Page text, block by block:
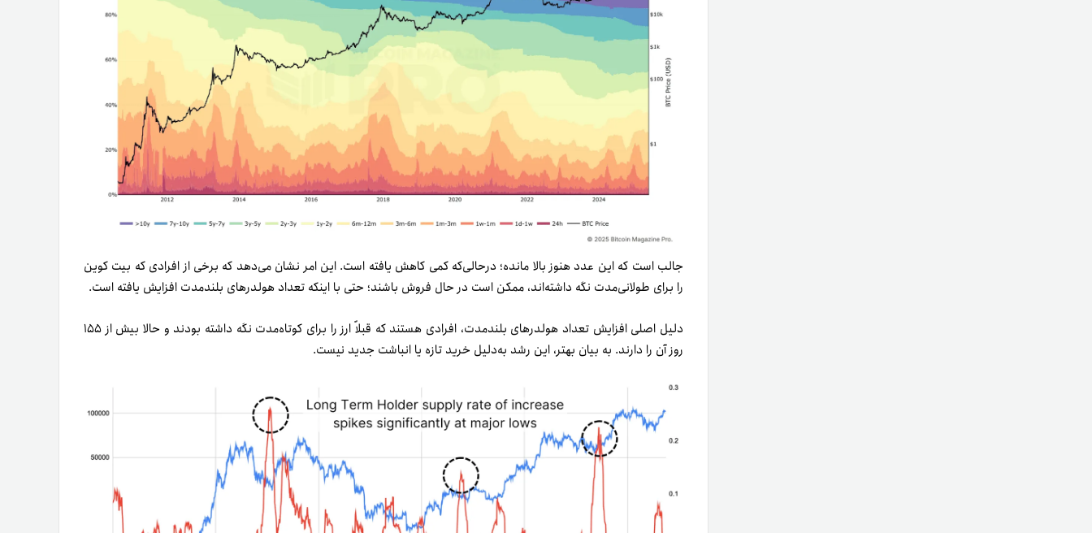
جالب است که این عدد هنوز بالا مانده؛ درحالی‌که کمی کاهش یافته است. این امر نشان می‌دهد که برخی از افرادی که بیت کوین
را برای طولانی‌مدت نگه داشته‌اند، ممکن است در حال فروش باشند؛ حتی با اینکه تعداد هولدرهای بلندمدت افزایش یافته است.
دلیل اصلی افزایش تعداد هولدرهای بلندمدت، افرادی هستند که قبلاً ارز را برای کوتاه‌مدت نگه داشته بودند و حالا بیش از ۱۵۵
روز آن را دارند. به بیان بهتر، این رشد به‌دلیل خرید تازه یا انباشت جدید نیست.